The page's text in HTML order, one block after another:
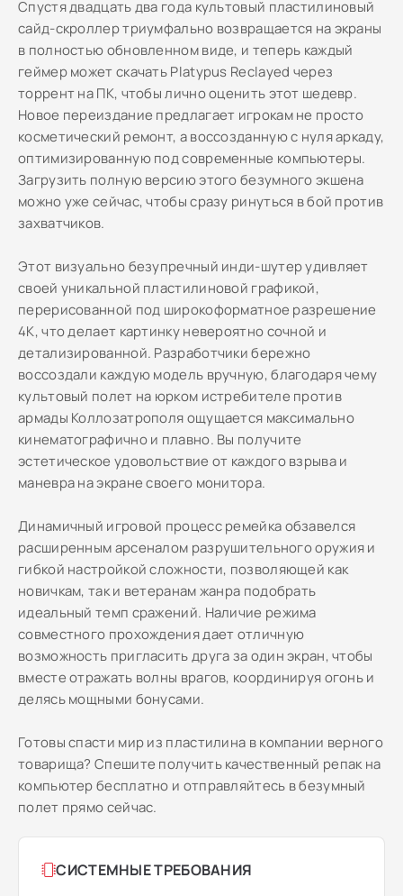
Спустя двадцать два года культовый пластилиновый
сайд-скроллер триумфально возвращается на экраны
в полностью обновленном виде, и теперь каждый
геймер может скачать Platypus Reclayed через
торрент на ПК, чтобы лично оценить этот шедевр.
Новое переиздание предлагает игрокам не просто
косметический ремонт, а воссозданную с нуля аркаду,
оптимизированную под современные компьютеры.
Загрузить полную версию этого безумного экшена
можно уже сейчас, чтобы сразу ринуться в бой против
захватчиков.
Этот визуально безупречный инди-шутер удивляет
своей уникальной пластилиновой графикой,
перерисованной под широкоформатное разрешение
4K, что делает картинку невероятно сочной и
детализированной. Разработчики бережно
воссоздали каждую модель вручную, благодаря чему
культовый полет на юрком истребителе против
армады Коллозатрополя ощущается максимально
кинематографично и плавно. Вы получите
эстетическое удовольствие от каждого взрыва и
маневра на экране своего монитора.
Динамичный игровой процесс ремейка обзавелся
расширенным арсеналом разрушительного оружия и
гибкой настройкой сложности, позволяющей как
новичкам, так и ветеранам жанра подобрать
идеальный темп сражений. Наличие режима
совместного прохождения дает отличную
возможность пригласить друга за один экран, чтобы
вместе отражать волны врагов, координируя огонь и
делясь мощными бонусами.
Готовы спасти мир из пластилина в компании верного
товарища? Спешите получить качественный репак на
компьютер бесплатно и отправляйтесь в безумный
полет прямо сейчас.
СИСТЕМНЫЕ ТРЕБОВАНИЯ